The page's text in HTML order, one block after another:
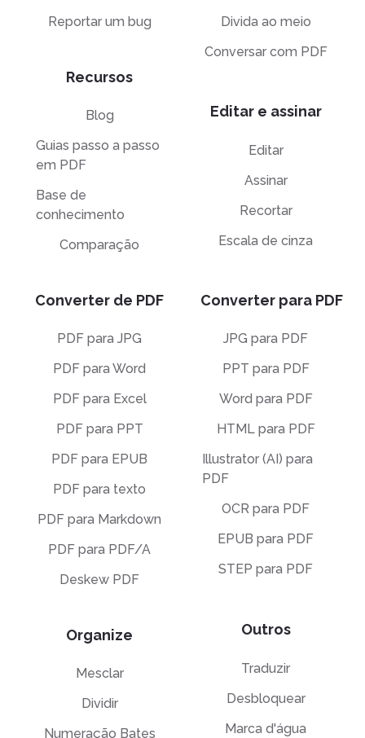
Reportar um bug
Recursos
Blog
Guias passo a passo
em PDF
Base de
conhecimento
Comparação
Divida ao meio
Conversar com PDF
Editar e assinar
Editar
Assinar
Recortar
Escala de cinza
Converter de PDF
PDF para JPG
PDF para Word
PDF para Excel
PDF para PPT
PDF para EPUB
PDF para texto
PDF para Markdown
PDF para PDF/A
Deskew PDF
Organize
Mesclar
Dividir
Numeração Bates
Converter para PDF
JPG para PDF
PPT para PDF
Word para PDF
HTML para PDF
Illustrator (AI) para
PDF
OCR para PDF
EPUB para PDF
STEP para PDF
Outros
Traduzir
Desbloquear
Marca d'água